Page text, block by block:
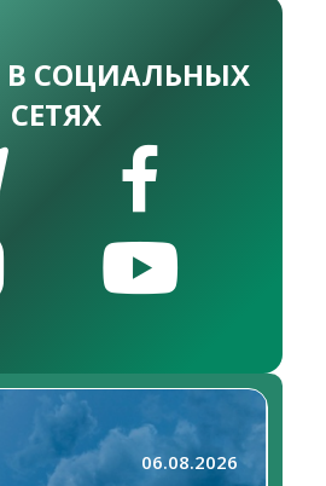
В СОЦИАЛЬНЫХ
СЕТЯХ
06.08.2026